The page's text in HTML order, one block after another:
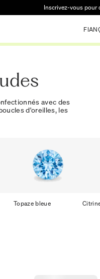
Inscrivez-vous pour
avec des
d'oreilles, les
Topaze bleue